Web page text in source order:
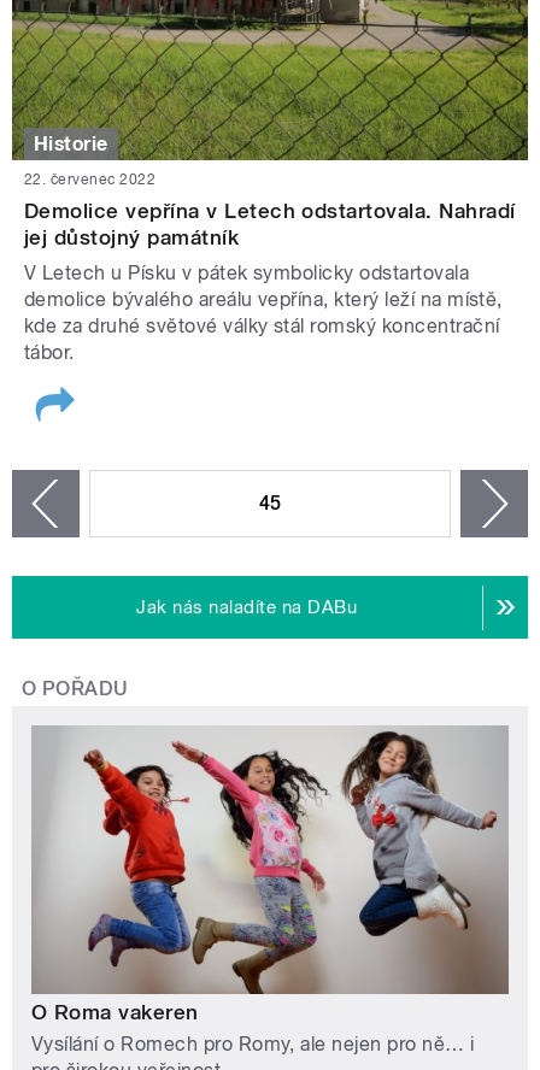
Historie
22. červenec 2022
Demolice vepřína v Letech odstartovala. Nahradí
jej důstojný památník
V Letech u Písku v pátek symbolicky odstartovala
demolice bývalého areálu vepřína, který leží na místě,
kde za druhé světové války stál romský koncentrační
tábor.
45
Jak nás naladíte na DABu
O POŘADU
O Roma vakeren
Vysílání o Romech pro Romy, ale nejen pro ně… i